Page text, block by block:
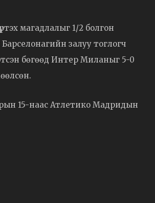
магадлалыг 1/2 болгон
залуу тоглогч
бөгөөд Интер Миланыг 5-0
15-наас Атлетико Мадридын